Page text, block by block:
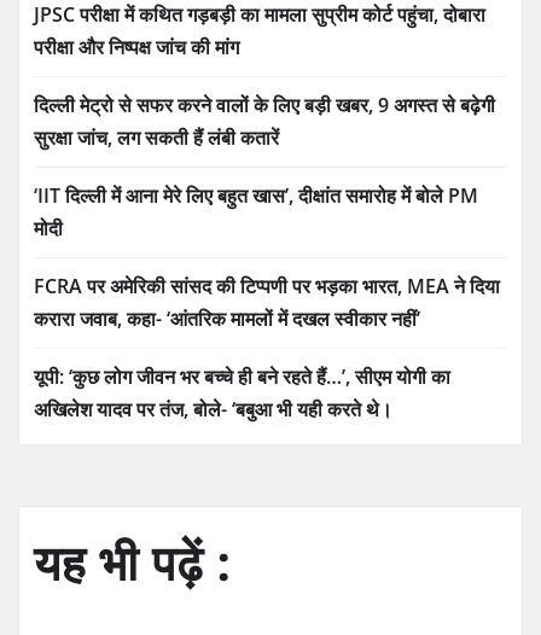
JPSC परीक्षा में कथित गड़बड़ी का मामला सुप्रीम कोर्ट पहुंचा, दोबारा
परीक्षा और निष्पक्ष जांच की मांग
दिल्ली मेट्रो से सफर करने वालों के लिए बड़ी खबर, 9 अगस्त से बढ़ेगी
सुरक्षा जांच, लग सकती हैं लंबी कतारें
‘IIT दिल्ली में आना मेरे लिए बहुत खास’, दीक्षांत समारोह में बोले PM
मोदी
FCRA पर अमेरिकी सांसद की टिप्पणी पर भड़का भारत, MEA ने दिया
करारा जवाब, कहा- ‘आंतरिक मामलों में दखल स्वीकार नहीं’
यूपी: ‘कुछ लोग जीवन भर बच्चे ही बने रहते हैं…’, सीएम योगी का
अखिलेश यादव पर तंज, बोले- ‘बबुआ भी यही करते थे।
यह भी पढ़ें :